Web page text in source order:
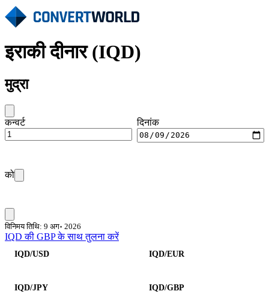
इराकी दीनार (IQD)
मुद्रा
कन्वर्ट दिनांक
को
विनिमय तिथि: 9 अग॰ 2026
IQD की GBP के साथ तुलना करें
IQD/USD IQD/EUR
IQD/JPY IQD/GBP